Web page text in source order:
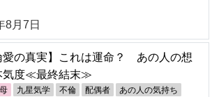
8月7日
愛の真実】これは運命？ あの人の想
気度≪最終結末≫
九星気学 不倫 配偶者 あの人の気持ち